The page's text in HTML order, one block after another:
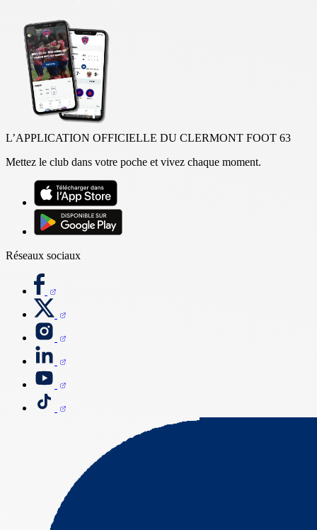
L’APPLICATION OFFICIELLE DU CLERMONT FOOT 63
Mettez le club dans votre poche et vivez chaque moment.
Réseaux sociaux